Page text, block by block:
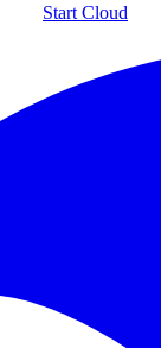
Start Cloud